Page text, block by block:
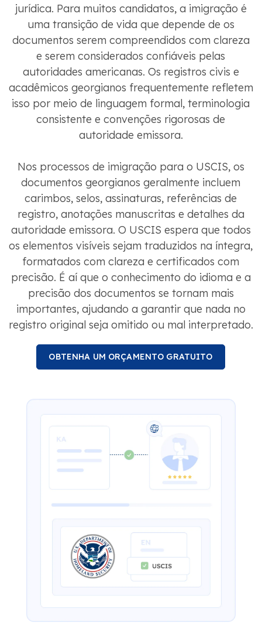
jurídica. Para muitos candidatos, a imigração é
uma transição de vida que depende de os
documentos serem compreendidos com clareza
e serem considerados confiáveis ​​pelas
autoridades americanas. Os registros civis e
acadêmicos georgianos frequentemente refletem
isso por meio de linguagem formal, terminologia
consistente e convenções rigorosas de
autoridade emissora.
Nos processos de imigração para o USCIS, os
documentos georgianos geralmente incluem
carimbos, selos, assinaturas, referências de
registro, anotações manuscritas e detalhes da
autoridade emissora. O USCIS espera que todos
os elementos visíveis sejam traduzidos na íntegra,
formatados com clareza e certificados com
precisão. É aí que o conhecimento do idioma e a
precisão dos documentos se tornam mais
importantes, ajudando a garantir que nada no
registro original seja omitido ou mal interpretado.
OBTENHA UM ORÇAMENTO GRATUITO